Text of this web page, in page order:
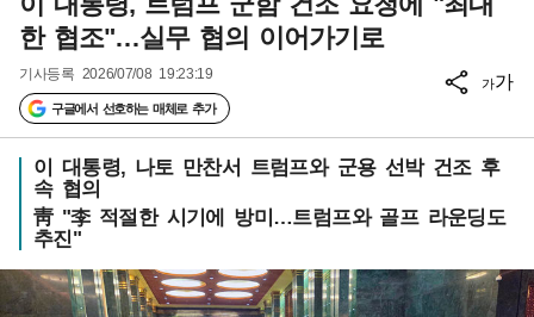
한 협조"…실무 협의 이어가기로
기사등록 2026/07/08 19:23:19
구글에서 선호하는 매체로 추가
가가
이 대통령, 나토 만찬서 트럼프와 군용 선박 건조 후
속 협의
靑 "李 적절한 시기에 방미…트럼프와 골프 라운딩도
추진"